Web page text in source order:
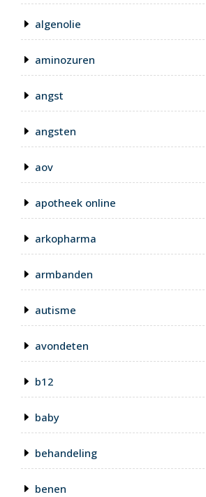
algenolie
aminozuren
angst
angsten
aov
apotheek online
arkopharma
armbanden
autisme
avondeten
b12
baby
behandeling
benen